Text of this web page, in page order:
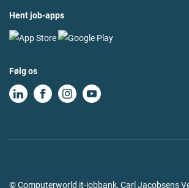
Hent job-apps
Følg os
© Computerworld it-jobbank, Carl Jacobsens